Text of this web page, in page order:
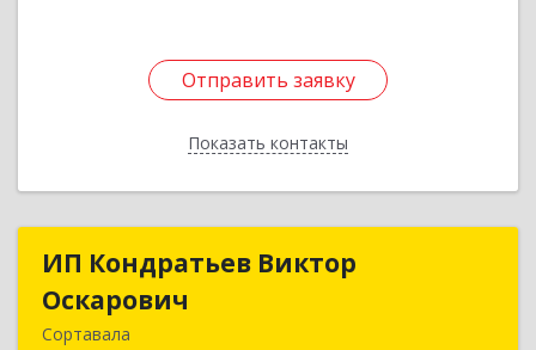
Отправить заявку
Показать контакты
Отправить заявку
Назад
ИП Кондратьев Виктор
Оскарович
Сортавала
ИП Кондратьев Виктор